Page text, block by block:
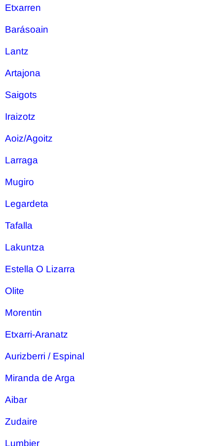
Etxarren
Barásoain
Lantz
Artajona
Saigots
Iraizotz
Aoiz/Agoitz
Larraga
Mugiro
Legardeta
Tafalla
Lakuntza
Estella O Lizarra
Olite
Morentin
Etxarri-Aranatz
Aurizberri / Espinal
Miranda de Arga
Aibar
Zudaire
Lumbier